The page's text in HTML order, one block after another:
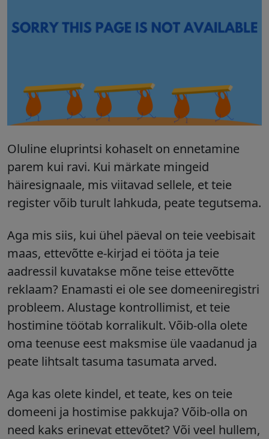
Oluline eluprintsi kohaselt on ennetamine
parem kui ravi. Kui märkate mingeid
häiresignaale, mis viitavad sellele, et teie
register võib turult lahkuda, peate tegutsema.
Aga mis siis, kui ühel päeval on teie veebisait
maas, ettevõtte e-kirjad ei tööta ja teie
aadressil kuvatakse mõne teise ettevõtte
reklaam? Enamasti ei ole see domeeniregistri
probleem. Alustage kontrollimist, et teie
hostimine töötab korralikult. Võib-olla olete
oma teenuse eest maksmise üle vaadanud ja
peate lihtsalt tasuma tasumata arved.
Aga kas olete kindel, et teate, kes on teie
domeeni ja hostimise pakkuja? Võib-olla on
need kaks erinevat ettevõtet? Või veel hullem,